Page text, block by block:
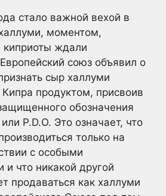
стало важной вехой в
моментом,
киприоты ждали
союз объявил о
сыр халлуми
продуктом, присвоив
обозначения
P.D.O. Это означает, что
только на
с особыми
что никакой другой
продаваться как халлуми